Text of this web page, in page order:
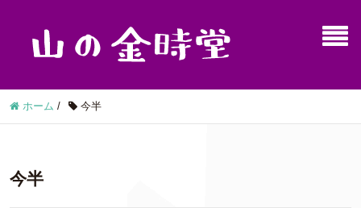
ホーム / 今半
今半